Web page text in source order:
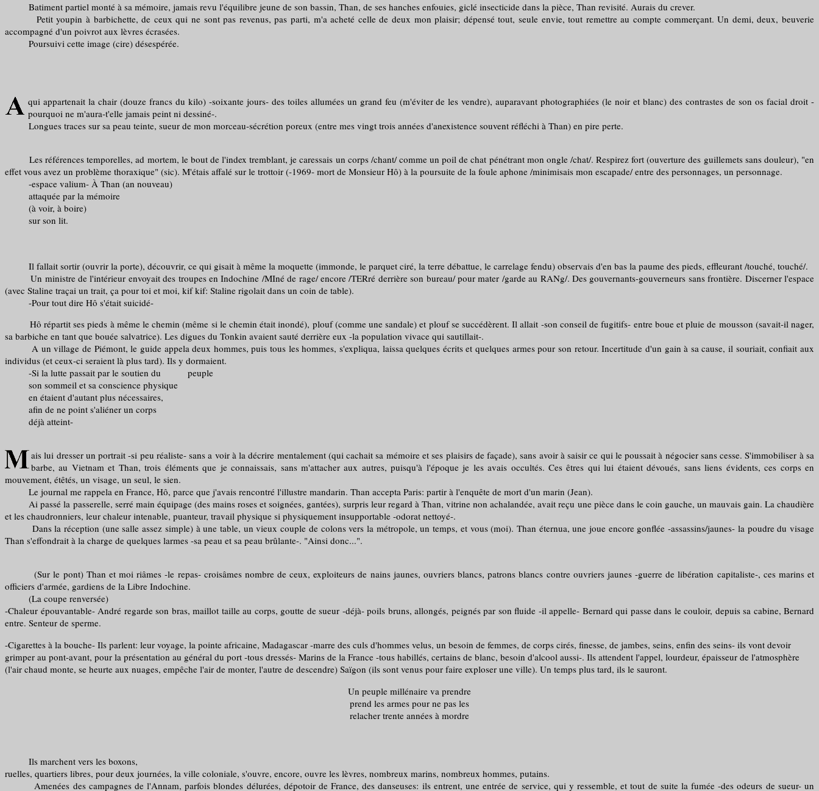
Batiment partiel monté à sa mémoire, jamais revu l'équilibre jeune de son bassin, Than, de ses hanches enfouies, giclé insecticide dans la pièce, Than revisité. Aurais du crever.
Petit youpin à barbichette, de ceux qui ne sont pas revenus, pas parti, m'a acheté celle de deux mon plaisir; dépensé tout, seule envie, tout remettre au compte commerçant. Un demi, deux, beuverie
accompagné d'un poivrot aux lèvres écrasées.
Poursuivi cette image (cire) désespérée.
qui appartenait la chair (douze francs du kilo) -soixante jours- des toiles allumées un grand feu (m'éviter de les vendre), auparavant photographiées (le noir et blanc) des contrastes de son os facial droit -
pourquoi ne m'aura-t'elle jamais peint ni dessiné-.
Longues traces sur sa peau teinte, sueur de mon morceau-sécrétion poreux (entre mes vingt trois années d'anexistence souvent réfléchi à Than) en pire perte.
Les références temporelles, ad mortem, le bout de l'index tremblant, je caressais un corps /chant/ comme un poil de chat pénétrant mon ongle /chat/. Respirez fort (ouverture des guillemets sans douleur), "en
effet vous avez un problème thoraxique" (sic). M'étais affalé sur le trottoir (-1969- mort de Monsieur Hô) à la poursuite de la foule aphone /minimisais mon escapade/ entre des personnages, un personnage.
-espace valium- À Than (an nouveau)
attaquée par la mémoire
(à voir, à boire)
sur son lit.
Il fallait sortir (ouvrir la porte), découvrir, ce qui gisait à même la moquette (immonde, le parquet ciré, la terre débattue, le carrelage fendu) observais d'en bas la paume des pieds, effleurant /touché, touché/.
Un ministre de l'intérieur envoyait des troupes en Indochine /MIné de rage/ encore /TERré derrière son bureau/ pour mater /garde au RANg/. Des gouvernants-gouverneurs sans frontière. Discerner l'espace
(avec Staline traçai un trait, ça pour toi et moi, kif kif: Staline rigolait dans un coin de table).
-Pour tout dire Hô s'était suicidé-
Hô répartit ses pieds à même le chemin (même si le chemin était inondé), plouf (comme une sandale) et plouf se succédèrent. Il allait -son conseil de fugitifs- entre boue et pluie de mousson (savait-il nager,
sa barbiche en tant que bouée salvatrice). Les digues du Tonkin avaient sauté derrière eux -la population vivace qui sautillait-.
A un village de Piémont, le guide appela deux hommes, puis tous les hommes, s'expliqua, laissa quelques écrits et quelques armes pour son retour. Incertitude d'un gain à sa cause, il souriait, confiait aux
individus (et ceux-ci seraient là plus tard). Ils y dormaient.
-Si la lutte passait par le soutien du peuple
son sommeil et sa conscience physique
en étaient d'autant plus nécessaires,
afin de ne point s'aliéner un corps
déjà atteint-
ais lui dresser un portrait -si peu réaliste- sans a voir à la décrire mentalement (qui cachait sa mémoire et ses plaisirs de façade), sans avoir à saisir ce qui le poussait à négocier sans cesse. S'immobiliser à sa
barbe, au Vietnam et Than, trois éléments que je connaissais, sans m'attacher aux autres, puisqu'à l'époque je les avais occultés. Ces êtres qui lui étaient dévoués, sans liens évidents, ces corps en
mouvement, étêtés, un visage, un seul, le sien.
Le journal me rappela en France, Hô, parce que j'avais rencontré l'illustre mandarin. Than accepta Paris: partir à l'enquête de mort d'un marin (Jean).
Ai passé la passerelle, serré main équipage (des mains roses et soignées, gantées), surpris leur regard à Than, vitrine non achalandée, avait reçu une pièce dans le coin gauche, un mauvais gain. La chaudière
et les chaudronniers, leur chaleur intenable, puanteur, travail physique si physiquement insupportable -odorat nettoyé-.
Dans la réception (une salle assez simple) à une table, un vieux couple de colons vers la métropole, un temps, et vous (moi). Than éternua, une joue encore gonflée -assassins/jaunes- la poudre du visage
Than s'effondrait à la charge de quelques larmes -sa peau et sa peau brûlante-. "Ainsi donc...".
(Sur le pont) Than et moi riâmes -le repas- croisâmes nombre de ceux, exploiteurs de nains jaunes, ouvriers blancs, patrons blancs contre ouvriers jaunes -guerre de libération capitaliste-, ces marins et
officiers d'armée, gardiens de la Libre Indochine.
(La coupe renversée)
-Chaleur épouvantable- André regarde son bras, maillot taille au corps, goutte de sueur -déjà- poils bruns, allongés, peignés par son fluide -il appelle- Bernard qui passe dans le couloir, depuis sa cabine, Bernard
entre. Senteur de sperme.
-Cigarettes à la bouche- Ils parlent: leur voyage, la pointe africaine, Madagascar -marre des culs d'hommes velus, un besoin de femmes, de corps cirés, finesse, de jambes, seins, enfin des seins- ils vont devoir
grimper au pont-avant, pour la présentation au général du port -tous dressés- Marins de la France -tous habillés, certains de blanc, besoin d'alcool aussi-. Ils attendent l'appel, lourdeur, épaisseur de l'atmosphère
(l'air chaud monte, se heurte aux nuages, empêche l'air de monter, l'autre de descendre) Saïgon (ils sont venus pour faire exploser une ville). Un temps plus tard, ils le sauront.
Un peuple millénaire va prendre
prend les armes pour ne pas les
relacher trente années à mordre
Ils marchent vers les boxons,
ruelles, quartiers libres, pour deux journées, la ville coloniale, s'ouvre, encore, ouvre les lèvres, nombreux marins, nombreux hommes, putains.
Amenées des campagnes de l'Annam, parfois blondes délurées, dépotoir de France, des danseuses: ils entrent, une entrée de service, qui y ressemble, et tout de suite la fumée -des odeurs de sueur- un